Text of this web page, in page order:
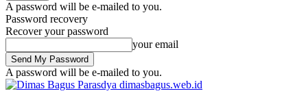
A password will be e-mailed to you.
Password recovery
Recover your password
your email
A password will be e-mailed to you.
dimasbagus.web.id